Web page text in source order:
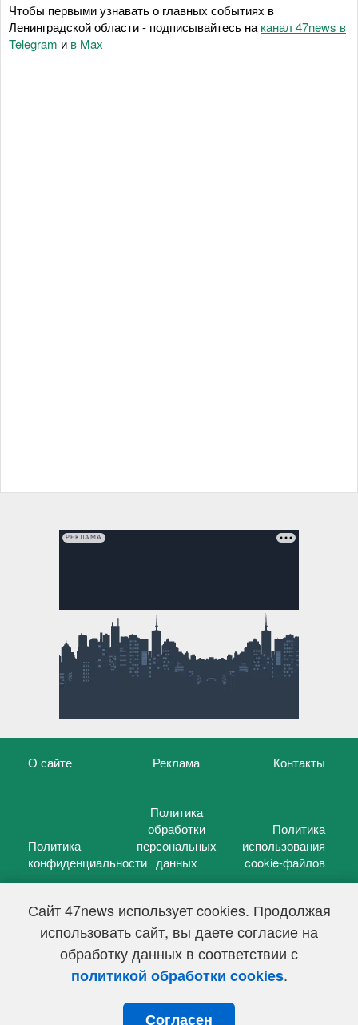
Сайт 47news использует cookies. Продолжая
использовать сайт, вы даете согласие на
обработку данных в соответствии с
политикой обработки cookies.
Согласен
Чтобы первыми узнавать о главных событиях в
Ленинградской области - подписывайтесь на канал 47news в
Telegram и в Maх
РЕКЛАМА
О сайте Реклама Контакты
Политика
конфиденциальности
Политика
обработки
персональных
данных
Политика
использования
cookie-файлов
47 новостей (47 news)2005 — 2026 г.
Свидетельство о регистрации СМИ Эл № ФС 77-39848, выдано
Федеральной службой по надзору в сфере связи,
информационных технологий и массовых коммуникаций